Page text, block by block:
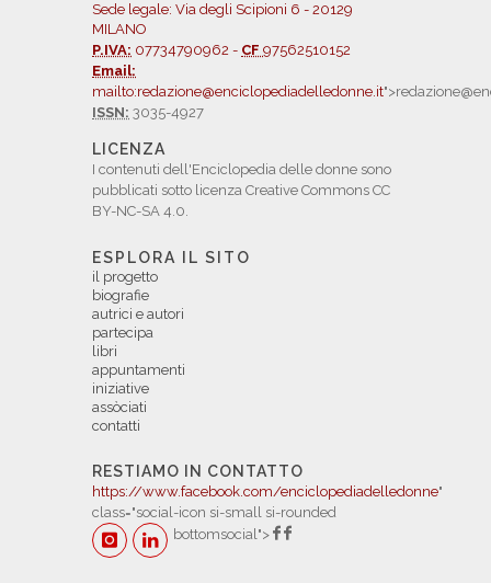
Sede legale: Via degli Scipioni 6 - 20129
MILANO
P.IVA: 07734790962 - CF 97562510152
Email:
mailto:redazione@enciclopediadelledonne.it
ISSN: 3035-4927
LICENZA
I contenuti dell'Enciclopedia delle donne sono
pubblicati sotto licenza Creative Commons CC
BY-NC-SA 4.0.
ESPLORA IL SITO
il progetto
biografie
autrici e autori
partecipa
libri
appuntamenti
iniziative
assòciati
contatti
RESTIAMO IN CONTATTO
https://www.facebook.com/enciclopediadelledonne"
class="social-icon si-small si-rounded
bottomsocial">